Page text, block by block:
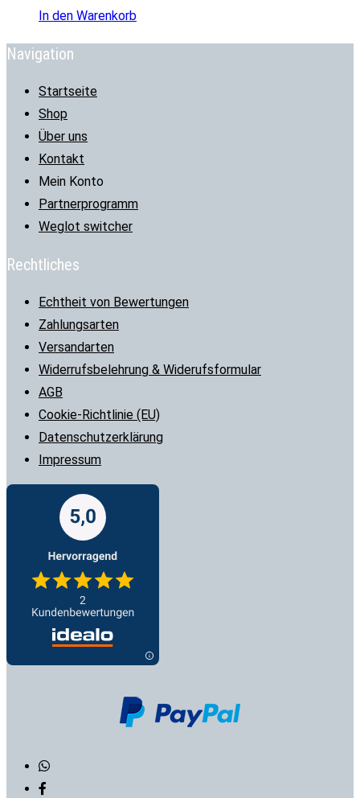
In den Warenkorb
Navigation
Startseite
Shop
Über uns
Kontakt
Mein Konto
Partnerprogramm
Weglot switcher
Rechtliches
Echtheit von Bewertungen
Zahlungsarten
Versandarten
Widerrufsbelehrung & Widerufsformular
AGB
Cookie-Richtlinie (EU)
Datenschutzerklärung
Impressum